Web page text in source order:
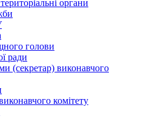
органи
голови
ради
(секретар) виконавчого
комітету